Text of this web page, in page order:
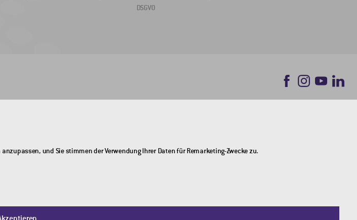
DSGVO
und Sie stimmen der Verwendung Ihrer Daten für Remarketing-Zwecke zu.